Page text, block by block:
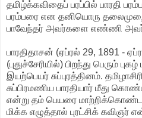
தமிழ்க்கவிதைப் பரப்பில் பாரதி
பரம்பரை என தனியொரு
பாவேந்தர் அவர்களை எண்ணி
பாரதிதாசன் (ஏப்ரல் 29, 1891 -
(புதுச்சேரியில்) பிறந்து பெரும்
இயற்பெயர் சுப்புரத்தினம்.
சுப்பிரமணிய பாரதியார் மீது
என்று தம் பெயரை
மிக்க எழுத்தால் புரட்சிக் கவிஞர்